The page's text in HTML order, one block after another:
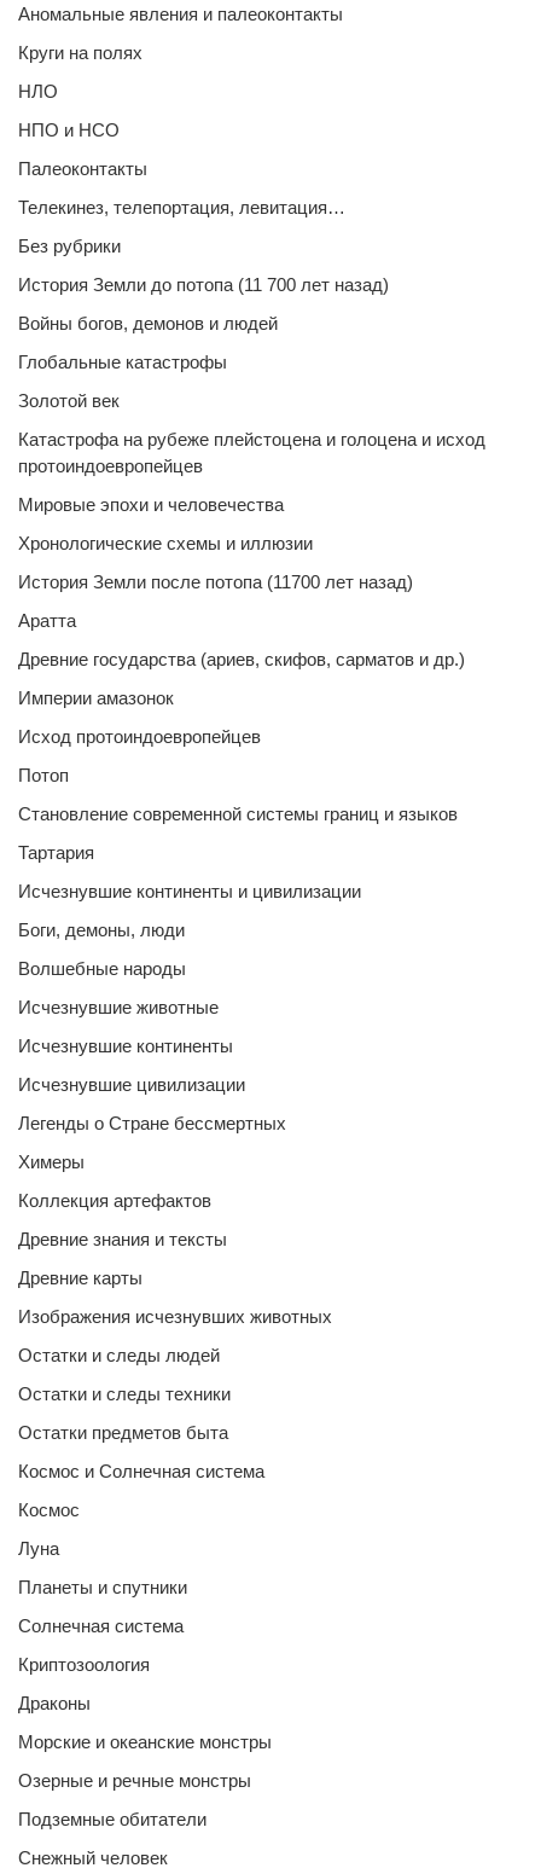
Аномальные явления и палеоконтакты
Круги на полях
НЛО
НПО и НСО
Палеоконтакты
Телекинез, телепортация, левитация…
Без рубрики
История Земли до потопа (11 700 лет назад)
Войны богов, демонов и людей
Глобальные катастрофы
Золотой век
Катастрофа на рубеже плейстоцена и голоцена и исход
протоиндоевропейцев
Мировые эпохи и человечества
Хронологические схемы и иллюзии
История Земли после потопа (11700 лет назад)
Аратта
Древние государства (ариев, скифов, сарматов и др.)
Империи амазонок
Исход протоиндоевропейцев
Потоп
Становление современной системы границ и языков
Тартария
Исчезнувшие континенты и цивилизации
Боги, демоны, люди
Волшебные народы
Исчезнувшие животные
Исчезнувшие континенты
Исчезнувшие цивилизации
Легенды о Стране бессмертных
Химеры
Коллекция артефактов
Древние знания и тексты
Древние карты
Изображения исчезнувших животных
Остатки и следы людей
Остатки и следы техники
Остатки предметов быта
Космос и Солнечная система
Космос
Луна
Планеты и спутники
Солнечная система
Криптозоология
Драконы
Морские и океанские монстры
Озерные и речные монстры
Подземные обитатели
Снежный человек